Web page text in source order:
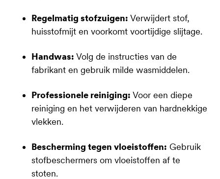
Regelmatig stofzuigen: Verwijdert stof,
huisstofmijt en voorkomt voortijdige slijtage.
Handwas: Volg de instructies van de
fabrikant en gebruik milde wasmiddelen.
Professionele reiniging: Voor een diepe
reiniging en het verwijderen van hardnekkige
vlekken.
Bescherming tegen vloeistoffen: Gebruik
stofbeschermers om vloeistoffen af te
stoten.